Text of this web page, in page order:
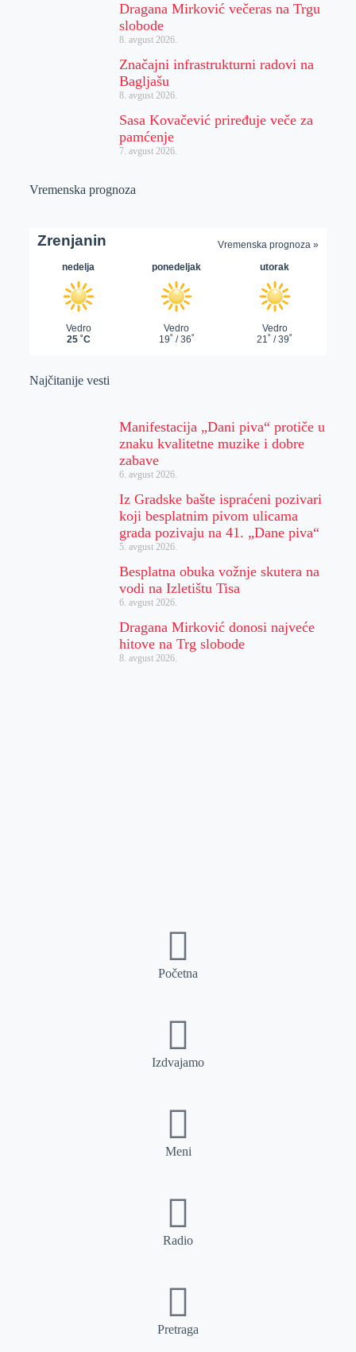
Dragana Mirković večeras na Trgu
slobode
8. avgust 2026.
Značajni infrastrukturni radovi na
Bagljašu
8. avgust 2026.
Sasa Kovačević priređuje veče za
pamćenje
7. avgust 2026.
Vremenska prognoza
Najčitanije vesti
Manifestacija „Dani piva“ protiče u
znaku kvalitetne muzike i dobre
zabave
6. avgust 2026.
Iz Gradske bašte ispraćeni pozivari
koji besplatnim pivom ulicama
grada pozivaju na 41. „Dane piva“
5. avgust 2026.
Besplatna obuka vožnje skutera na
vodi na Izletištu Tisa
6. avgust 2026.
Dragana Mirković donosi najveće
hitove na Trg slobode
8. avgust 2026.
Početna
Izdvajamo
Meni
Radio
Pretraga